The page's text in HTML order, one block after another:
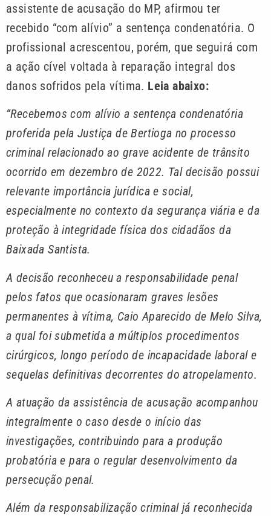
assistente de acusação do MP, afirmou ter
recebido “com alívio” a sentença condenatória. O
profissional acrescentou, porém, que seguirá com
a ação cível voltada à reparação integral dos
danos sofridos pela vítima. Leia abaixo:
“Recebemos com alívio a sentença condenatória
proferida pela Justiça de Bertioga no processo
criminal relacionado ao grave acidente de trânsito
ocorrido em dezembro de 2022. Tal decisão possui
relevante importância jurídica e social,
especialmente no contexto da segurança viária e da
proteção à integridade física dos cidadãos da
Baixada Santista.
A decisão reconheceu a responsabilidade penal
pelos fatos que ocasionaram graves lesões
permanentes à vítima, Caio Aparecido de Melo Silva,
a qual foi submetida a múltiplos procedimentos
cirúrgicos, longo período de incapacidade laboral e
sequelas definitivas decorrentes do atropelamento.
A atuação da assistência de acusação acompanhou
integralmente o caso desde o início das
investigações, contribuindo para a produção
probatória e para o regular desenvolvimento da
persecução penal.
Além da responsabilização criminal já reconhecida